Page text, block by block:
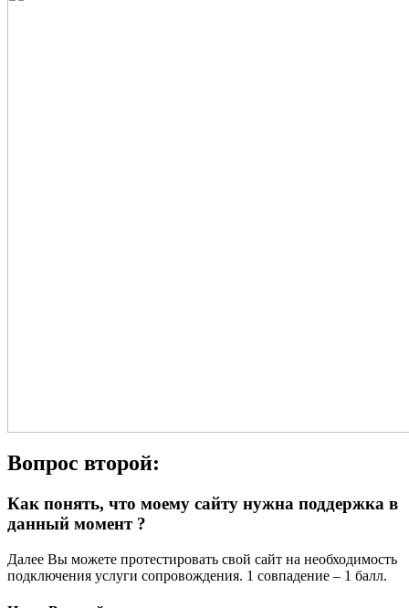
Вопрос второй:
Как понять, что моему сайту нужна поддержка в
данный момент ?
Далее Вы можете протестировать свой сайт на необходимость
подключения услуги сопровождения. 1 совпадение – 1 балл.